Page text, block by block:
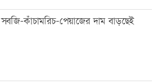
প্রথম শ্রেণিতে ভর্তি লটারিতে
সবজি-কাঁচামরিচ-পেয়াজের দাম বাড়ছেই